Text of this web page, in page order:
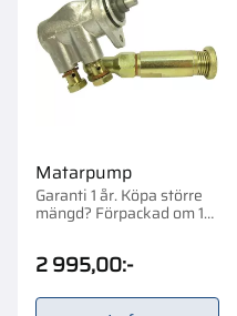
Matarpump
Garanti 1 år. Köpa större
mängd? Förpackad om 1
2 995,00:-